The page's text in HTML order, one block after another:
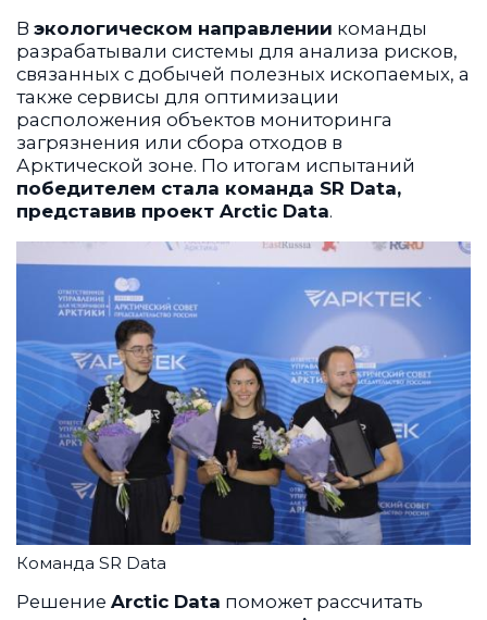
В экологическом направлении команды
разрабатывали системы для анализа рисков,
связанных с добычей полезных ископаемых, а
также сервисы для оптимизации
расположения объектов мониторинга
загрязнения или сбора отходов в
Арктической зоне. По итогам испытаний
победителем стала команда SR Data,
представив проект Arctic Data.
Команда SR Data
Решение Arctic Data поможет рассчитать